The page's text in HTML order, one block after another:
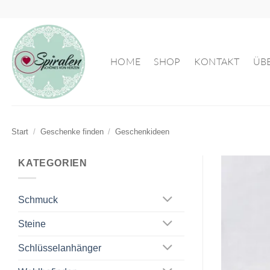
springen
HOME SHOP KONTAKT
Start / Geschenke finden / Geschenkideen
KATEGORIEN
Schmuck
Steine
Schlüsselanhänger